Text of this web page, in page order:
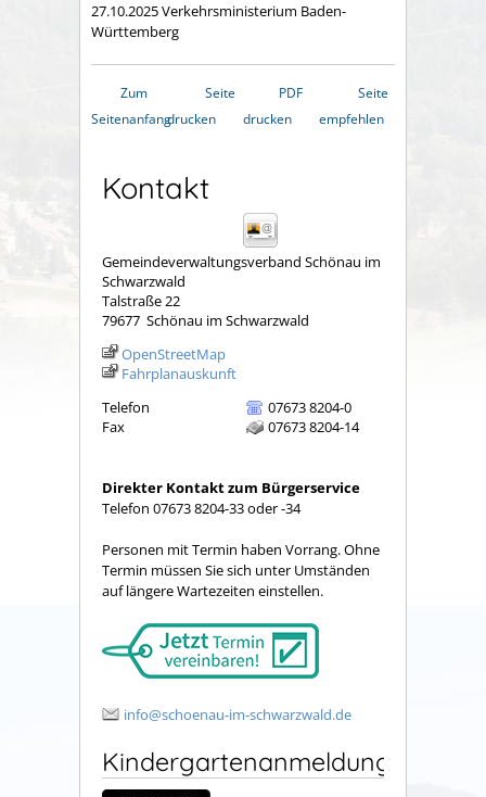
27.10.2025 Verkehrsministerium Baden-
Württemberg
Zum
Seitenanfang
Seite
drucken
PDF
drucken
Seite
empfehlen
Kontakt
Gemeindeverwaltungsverband Schönau im
Schwarzwald
Talstraße 22
79677 Schönau im Schwarzwald
OpenStreetMap
Fahrplanauskunft
Telefon
07673 8204-0
Fax
07673 8204-14
Direkter Kontakt zum Bürgerservice
Telefon 07673 8204-33 oder -34
Personen mit Termin haben Vorrang. Ohne
Termin müssen Sie sich unter Umständen
auf längere Wartezeiten einstellen.
info@schoenau-im-schwarzwald.de
Kindergartenanmeldung